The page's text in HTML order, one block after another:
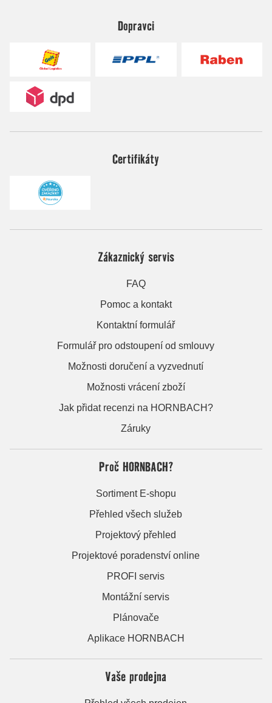
Dopravci
Certifikáty
Zákaznický servis
FAQ
Pomoc a kontakt
Kontaktní formulář
Formulář pro odstoupení od smlouvy
Možnosti doručení a vyzvednutí
Možnosti vrácení zboží
Jak přidat recenzi na HORNBACH?
Záruky
Proč HORNBACH?
Sortiment E-shopu
Přehled všech služeb
Projektový přehled
Projektové poradenství online
PROFI servis
Montážní servis
Plánovače
Aplikace HORNBACH
Vaše prodejna